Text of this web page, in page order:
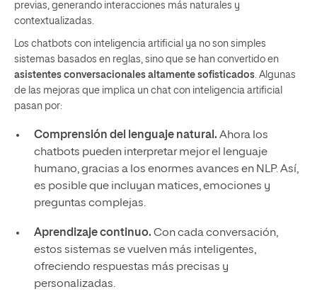
previas, generando interacciones más naturales y
contextualizadas.
Los chatbots con inteligencia artificial ya no son simples
sistemas basados en reglas, sino que se han convertido en
asistentes conversacionales altamente sofisticados. Algunas
de las mejoras que implica un chat con inteligencia artificial
pasan por:
Comprensión del lenguaje natural. Ahora los
chatbots pueden interpretar mejor el lenguaje
humano, gracias a los enormes avances en NLP. Así,
es posible que incluyan matices, emociones y
preguntas complejas.
Aprendizaje continuo. Con cada conversación,
estos sistemas se vuelven más inteligentes,
ofreciendo respuestas más precisas y
personalizadas.